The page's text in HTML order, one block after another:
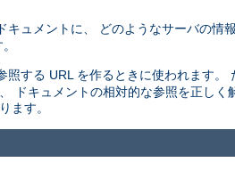
ュメントに、 どのようなサーバの情
する URL を作るときに使われます。
ドキュメントの相対的な参照を正しく
ます。